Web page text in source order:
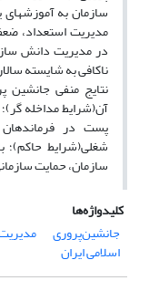
سازمان به
مدیریت استعداد،
در مدیریت دانش
ناکافی به شایسته
نتایج منفی جانشین
آن(شرایط مداخله
پست در
شغلی(شرایط حاکم)؛
سازمان، حمایت
کلیدواژه‌ها
جانشین‌پروری
اسلامی ایران